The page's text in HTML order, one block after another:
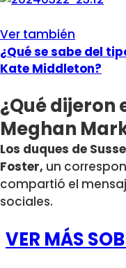
Ver también
¿Qué se sabe del
Kate Middleton?
¿Qué dijeron
Meghan
Los duques de
Foster, un
compartió el
sociales.
VER MÁS